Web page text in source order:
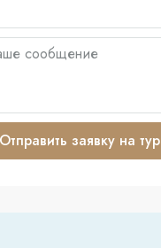
Отправить заявку на тур